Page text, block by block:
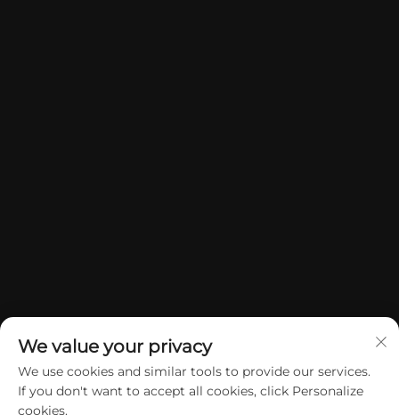
Copyright © 2026 China Dongguan Yuan Jie Gifts & Crafts Co., Ltd.
We value your privacy
We use cookies and similar tools to provide our services.
If you don't want to accept all cookies, click Personalize
cookies.